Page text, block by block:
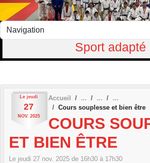
Sport adapté
Le jeudi
27
NOV. 2025
Accueil
Cours souplesse et bien être
COURS
ET BIEN ÊTRE
Le jeudi 27 nov. 2025 de 16h30 à 17h30